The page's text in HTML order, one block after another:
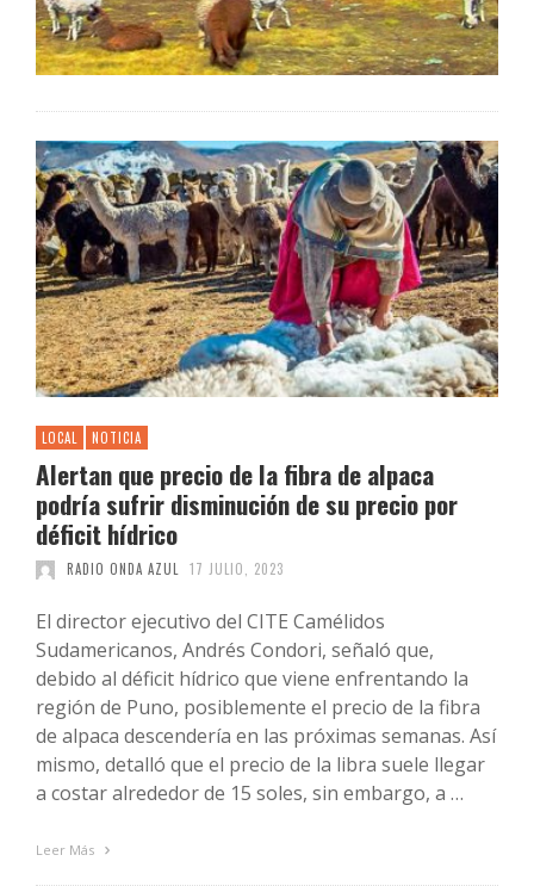
LOCAL NOTICIA
Alertan que precio de la fibra de alpaca
podría sufrir disminución de su precio por
déficit hídrico
RADIO ONDA AZUL 17 JULIO, 2023
El director ejecutivo del CITE Camélidos
Sudamericanos, Andrés Condori, señaló que,
debido al déficit hídrico que viene enfrentando la
región de Puno, posiblemente el precio de la fibra
de alpaca descendería en las próximas semanas. Así
mismo, detalló que el precio de la libra suele llegar
a costar alrededor de 15 soles, sin embargo, a …
Leer Más